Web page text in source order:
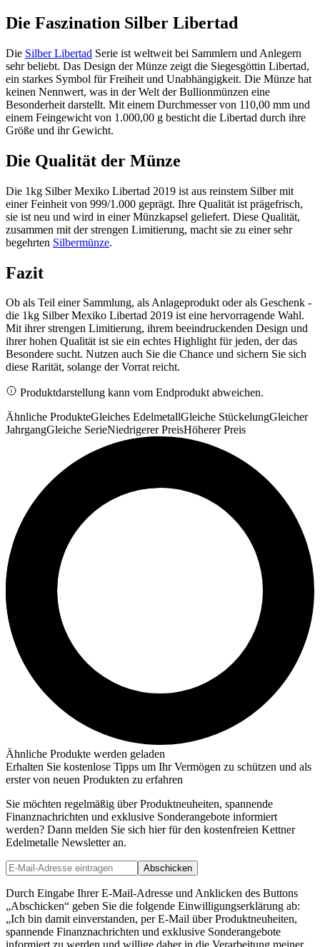
Die Faszination Silber Libertad
Die Silber Libertad Serie ist weltweit bei Sammlern und Anlegern
sehr beliebt. Das Design der Münze zeigt die Siegesgöttin Libertad,
ein starkes Symbol für Freiheit und Unabhängigkeit. Die Münze hat
keinen Nennwert, was in der Welt der Bullionmünzen eine
Besonderheit darstellt. Mit einem Durchmesser von 110,00 mm und
einem Feingewicht von 1.000,00 g besticht die Libertad durch ihre
Größe und ihr Gewicht.
Die Qualität der Münze
Die 1kg Silber Mexiko Libertad 2019 ist aus reinstem Silber mit
einer Feinheit von 999/1.000 geprägt. Ihre Qualität ist prägefrisch,
sie ist neu und wird in einer Münzkapsel geliefert. Diese Qualität,
zusammen mit der strengen Limitierung, macht sie zu einer sehr
begehrten Silbermünze.
Fazit
Ob als Teil einer Sammlung, als Anlageprodukt oder als Geschenk -
die 1kg Silber Mexiko Libertad 2019 ist eine hervorragende Wahl.
Mit ihrer strengen Limitierung, ihrem beeindruckenden Design und
ihrer hohen Qualität ist sie ein echtes Highlight für jeden, der das
Besondere sucht. Nutzen auch Sie die Chance und sichern Sie sich
diese Rarität, solange der Vorrat reicht.
Produktdarstellung kann vom Endprodukt abweichen.
Ähnliche ProdukteGleiches EdelmetallGleiche StückelungGleicher
JahrgangGleiche SerieNiedrigerer PreisHöherer Preis
Ähnliche Produkte werden geladen
Erhalten Sie kostenlose Tipps um Ihr Vermögen zu schützen und als
erster von neuen Produkten zu erfahren
Sie möchten regelmäßig über Produktneuheiten, spannende
Finanznachrichten und exklusive Sonderangebote informiert
werden? Dann melden Sie sich hier für den kostenfreien Kettner
Edelmetalle Newsletter an.
Abschicken
Durch Eingabe Ihrer E-Mail-Adresse und Anklicken des Buttons
„Abschicken“ geben Sie die folgende Einwilligungserklärung ab:
„Ich bin damit einverstanden, per E-Mail über Produktneuheiten,
spannende Finanznachrichten und exklusive Sonderangebote